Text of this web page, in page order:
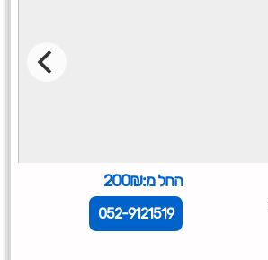
החל מ:200₪
052-9121519